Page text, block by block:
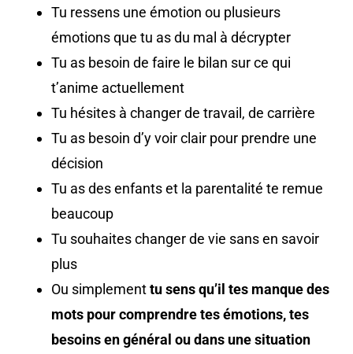
Tu ressens une émotion ou plusieurs
émotions que tu as du mal à décrypter
Tu as besoin de faire le bilan sur ce qui
t’anime actuellement
Tu hésites à changer de travail, de carrière
Tu as besoin d’y voir clair pour prendre une
décision
Tu as des enfants et la parentalité te remue
beaucoup
Tu souhaites changer de vie sans en savoir
plus
Ou simplementtu sens qu’il tes manque des
mots pour comprendre tes émotions, tes
besoins en général ou dans une situation